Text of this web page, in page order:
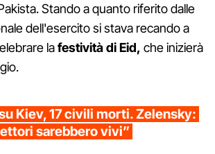
Stando a quanto riferito dalle
dell'esercito si stava recando a
lafestività di Eid, che inizierà
Kiev, 17 civili morti. Zelensky:
sarebbero vivi”